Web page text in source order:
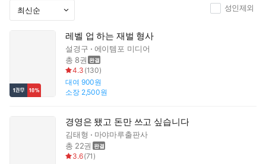
성인제외
레벨 업 하는 재벌 형사
설경구
에이템포 미디어
총 8권
4.3 (130)
대여 900원
소장 2,500원
경영은 됐고 돈만 쓰고 싶습니다
김태형
마야마루출판사
총 22권
3.6(71 )